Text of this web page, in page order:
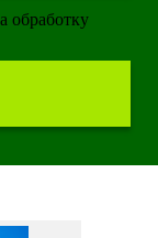
обработку